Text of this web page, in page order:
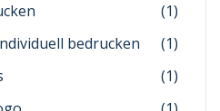
(1)
bedrucken
(1)
(1)